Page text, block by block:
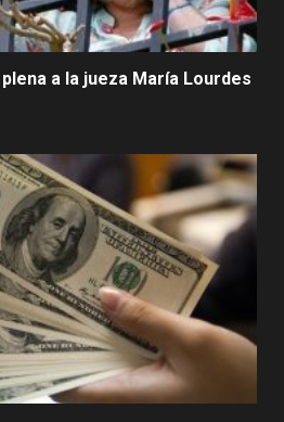
a la jueza María Lourdes